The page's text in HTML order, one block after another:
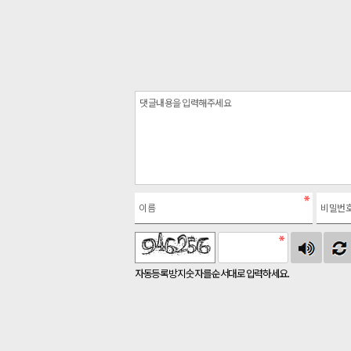
자동등록방지 숫자를 순서대로 입력하세요.